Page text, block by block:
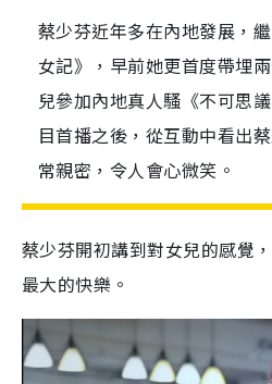
蔡少芬近年多在內地發展，
女記》，早前她更首度帶埋
兒參加內地真人騷《不可思
目首播之後，從互動中看出
常親密，令人會心微笑。
蔡少芬開初講到對女兒的感覺
最大的快樂。